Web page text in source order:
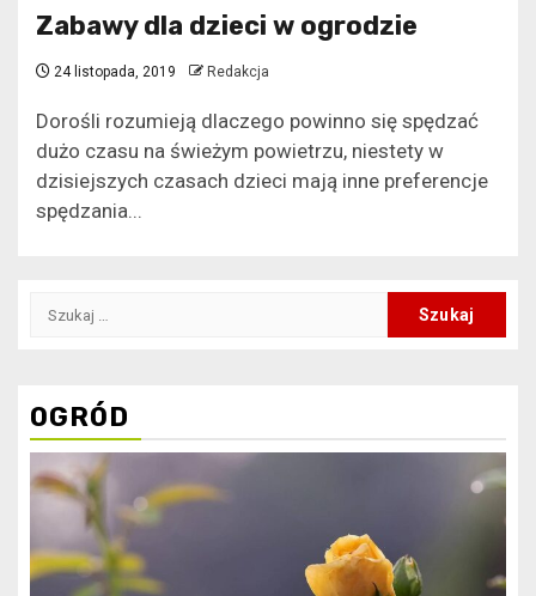
Zabawy dla dzieci w ogrodzie
24 listopada, 2019 Redakcja
Dorośli rozumieją dlaczego powinno się spędzać
dużo czasu na świeżym powietrzu, niestety w
dzisiejszych czasach dzieci mają inne preferencje
spędzania...
Szukaj:
OGRÓD